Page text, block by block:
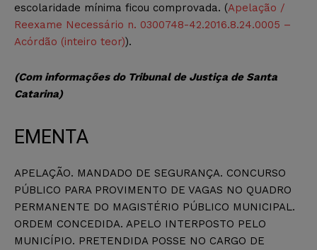
escolaridade mínima ficou comprovada. (Apelação /
Reexame Necessário n. 0300748-42.2016.8.24.0005 –
Acórdão (inteiro teor)).
(Com informações do Tribunal de Justiça de Santa
Catarina)
EMENTA
APELAÇÃO. MANDADO DE SEGURANÇA. CONCURSO
PÚBLICO PARA PROVIMENTO DE VAGAS NO QUADRO
PERMANENTE DO MAGISTÉRIO PÚBLICO MUNICIPAL.
ORDEM CONCEDIDA. APELO INTERPOSTO PELO
MUNICÍPIO. PRETENDIDA POSSE NO CARGO DE